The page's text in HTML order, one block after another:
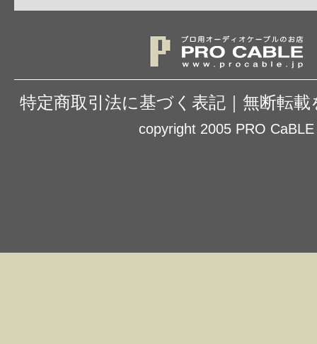
特定商取引法に基づく表記 無断転載
copyright 2005 PRO CaBLE